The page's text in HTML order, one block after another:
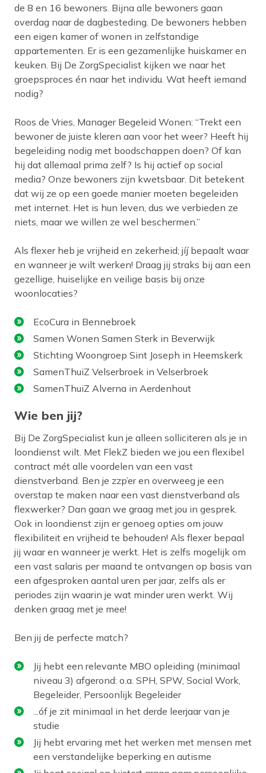
de 8 en 16 bewoners. Bijna alle bewoners gaan
overdag naar de dagbesteding. De bewoners hebben
een eigen kamer of wonen in zelfstandige
appartementen. Er is een gezamenlijke huiskamer en
keuken. Bij De ZorgSpecialist kijken we naar het
groepsproces én naar het individu. Wat heeft iemand
nodig?
Roos de Vries, Manager Begeleid Wonen: “Trekt een
bewoner de juiste kleren aan voor het weer? Heeft hij
begeleiding nodig met boodschappen doen? Of kan
hij dat allemaal prima zelf? Is hij actief op social
media? Onze bewoners zijn kwetsbaar. Dit betekent
dat wij ze op een goede manier moeten begeleiden
met internet. Het is hun leven, dus we verbieden ze
niets, maar we willen ze wel beschermen.”
Als flexer heb je vrijheid en zekerheid; jíj bepaalt waar
en wanneer je wilt werken! Draag jij straks bij aan een
gezellige, huiselijke en veilige basis bij onze
woonlocaties?
EcoCura in Bennebroek
Samen Wonen Samen Sterk in Beverwijk
Stichting Woongroep Sint Joseph in Heemskerk
SamenThuiZ Velserbroek in Velserbroek
SamenThuiZ Alverna in Aerdenhout
Wie ben jij?
Bij De ZorgSpecialist kun je alleen solliciteren als je in
loondienst wilt. Met FlekZ bieden we jou een flexibel
contract mét alle voordelen van een vast
dienstverband. Ben je zzp’er en overweeg je een
overstap te maken naar een vast dienstverband als
flexwerker? Dan gaan we graag met jou in gesprek.
Ook in loondienst zijn er genoeg opties om jouw
flexibiliteit en vrijheid te behouden! Als flexer bepaal
jij waar en wanneer je werkt. Het is zelfs mogelijk om
een vast salaris per maand te ontvangen op basis van
een afgesproken aantal uren per jaar, zelfs als er
periodes zijn waarin je wat minder uren werkt. Wij
denken graag met je mee!
Ben jij de perfecte match?
Jij hebt een relevante MBO opleiding (minimaal
niveau 3) afgerond: o.a. SPH, SPW, Social Work,
Begeleider, Persoonlijk Begeleider
...óf je zit minimaal in het derde leerjaar van je
studie
Jij hebt ervaring met het werken met mensen met
een verstandelijke beperking en autisme